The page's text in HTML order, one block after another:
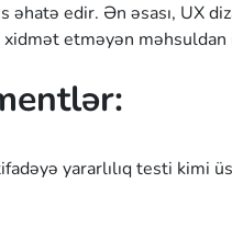
əhatə edir. Ən əsası, UX
etməyən
yararlılıq testi kimi